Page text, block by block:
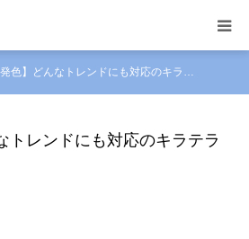
発色】どんなトレンドにも対応のキラ…
トレンドにも対応のキラテラ